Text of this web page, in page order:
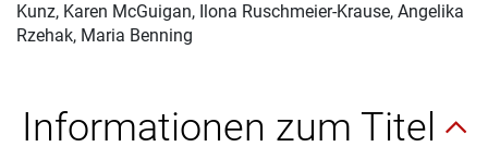
Kunz, Karen McGuigan, Ilona Ruschmeier-Krause, Angelika
Rzehak, Maria Benning
Informationen zum Titel